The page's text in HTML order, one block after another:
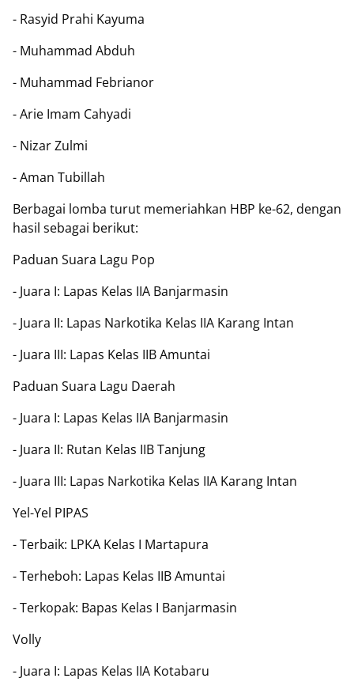
- Rasyid Prahi Kayuma
- Muhammad Abduh
- Muhammad Febrianor
- Arie Imam Cahyadi
- Nizar Zulmi
- Aman Tubillah
Berbagai lomba turut memeriahkan HBP ke-62, dengan
hasil sebagai berikut:
Paduan Suara Lagu Pop
- Juara I: Lapas Kelas IIA Banjarmasin
- Juara II: Lapas Narkotika Kelas IIA Karang Intan
- Juara III: Lapas Kelas IIB Amuntai
Paduan Suara Lagu Daerah
- Juara I: Lapas Kelas IIA Banjarmasin
- Juara II: Rutan Kelas IIB Tanjung
- Juara III: Lapas Narkotika Kelas IIA Karang Intan
Yel-Yel PIPAS
- Terbaik: LPKA Kelas I Martapura
- Terheboh: Lapas Kelas IIB Amuntai
- Terkopak: Bapas Kelas I Banjarmasin
Volly
- Juara I: Lapas Kelas IIA Kotabaru